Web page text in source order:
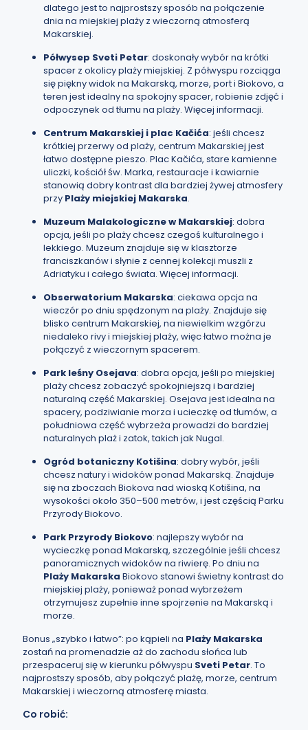
dlatego jest to najprostszy sposób na połączenie
dnia na miejskiej plaży z wieczorną atmosferą
Makarskiej.
Półwysep Sveti Petar: doskonały wybór na krótki
spacer z okolicy plaży miejskiej. Z półwyspu rozciąga
się piękny widok na Makarską, morze, port i Biokovo, a
teren jest idealny na spokojny spacer, robienie zdjęć i
odpoczynek od tłumu na plaży. Więcej informacji.
Centrum Makarskiej i plac Kačića: jeśli chcesz
krótkiej przerwy od plaży, centrum Makarskiej jest
łatwo dostępne pieszo. Plac Kačića, stare kamienne
uliczki, kościół św. Marka, restauracje i kawiarnie
stanowią dobry kontrast dla bardziej żywej atmosfery
przy Plaży miejskiej Makarska.
Muzeum Malakologiczne w Makarskiej: dobra
opcja, jeśli po plaży chcesz czegoś kulturalnego i
lekkiego. Muzeum znajduje się w klasztorze
franciszkanów i słynie z cennej kolekcji muszli z
Adriatyku i całego świata. Więcej informacji.
Obserwatorium Makarska: ciekawa opcja na
wieczór po dniu spędzonym na plaży. Znajduje się
blisko centrum Makarskiej, na niewielkim wzgórzu
niedaleko rivy i miejskiej plaży, więc łatwo można je
połączyć z wieczornym spacerem.
Park leśny Osejava: dobra opcja, jeśli po miejskiej
plaży chcesz zobaczyć spokojniejszą i bardziej
naturalną część Makarskiej. Osejava jest idealna na
spacery, podziwianie morza i ucieczkę od tłumów, a
południowa część wybrzeża prowadzi do bardziej
naturalnych plaż i zatok, takich jak Nugal.
Ogród botaniczny Kotišina: dobry wybór, jeśli
chcesz natury i widoków ponad Makarską. Znajduje
się na zboczach Biokova nad wioską Kotišina, na
wysokości około 350–500 metrów, i jest częścią Parku
Przyrody Biokovo.
Park Przyrody Biokovo: najlepszy wybór na
wycieczkę ponad Makarską, szczególnie jeśli chcesz
panoramicznych widoków na riwierę. Po dniu na
Plaży Makarska Biokovo stanowi świetny kontrast do
miejskiej plaży, ponieważ ponad wybrzeżem
otrzymujesz zupełnie inne spojrzenie na Makarską i
morze.
Bonus „szybko i łatwo”: po kąpieli na Plaży Makarska
zostań na promenadzie aż do zachodu słońca lub
przespaceruj się w kierunku półwyspu Sveti Petar. To
najprostszy sposób, aby połączyć plażę, morze, centrum
Makarskiej i wieczorną atmosferę miasta.
Co robić: